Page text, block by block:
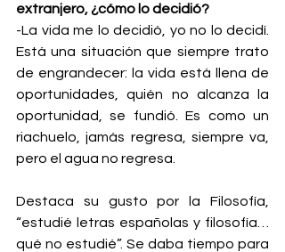
extranjero, ¿cómo lo decidió?
-La vida me lo decidió, yo no lo decidí.
Está una situación que siempre trato
de engrandecer: la vida está llena de
oportunidades, quién no alcanza la
oportunidad, se fundió. Es como un
riachuelo, jamás regresa, siempre va,
pero el agua no regresa.
Destaca su gusto por la Filosofía,
“estudié letras españolas y filosofía…
qué no estudié”. Se daba tiempo para